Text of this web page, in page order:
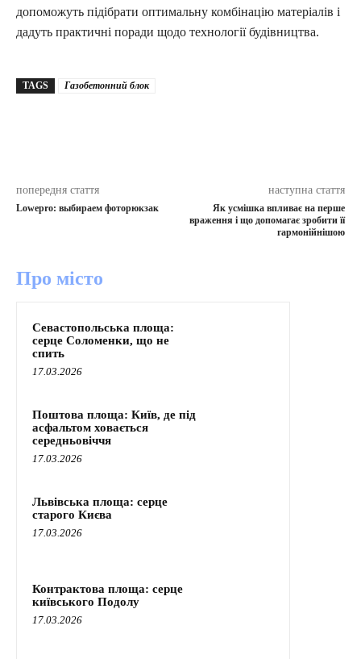
допоможуть підібрати оптимальну комбінацію матеріалів і
дадуть практичні поради щодо технології будівництва.
TAGS Газобетонний блок
попередня стаття
Lowepro: выбираем фоторюкзак
наступна стаття
Як усмішка впливає на перше
враження і що допомагає зробити її
гармонійнішою
Про місто
Севастопольська площа:
серце Соломенки, що не
спить
17.03.2026
Поштова площа: Київ, де під
асфальтом ховається
середньовіччя
17.03.2026
Львівська площа: серце
старого Києва
17.03.2026
Контрактова площа: серце
київського Подолу
17.03.2026